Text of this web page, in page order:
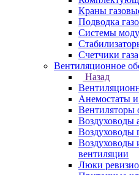
Краны
Подводка
Системы
Счетчики
Вентиляционное
Назад
Анемостаты
Вентиляторы
Воздуховоды
Воздуховоды
вентиляции
Люки